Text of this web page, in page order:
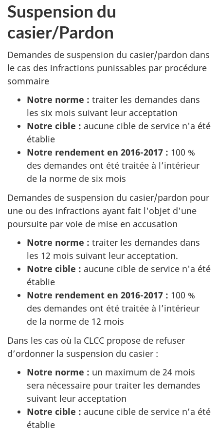
Suspension du
casier/Pardon
Demandes de suspension du casier/pardon dans
le cas des infractions punissables par procédure
sommaire
Notre norme : traiter les demandes dans
les six mois suivant leur acceptation
Notre cible : aucune cible de service n'a été
établie
Notre rendement en 2016-2017 : 100 %
des demandes ont été traitée à l’intérieur
de la norme de six mois
Demandes de suspension du casier/pardon pour
une ou des infractions ayant fait l'objet d'une
poursuite par voie de mise en accusation
Notre norme : traiter les demandes dans
les 12 mois suivant leur acceptation.
Notre cible : aucune cible de service n'a été
établie
Notre rendement en 2016-2017 : 100 %
des demandes ont été traitée à l’intérieur
de la norme de 12 mois
Dans les cas où la CLCC propose de refuser
d’ordonner la suspension du casier :
Notre norme : un maximum de 24 mois
sera nécessaire pour traiter les demandes
suivant leur acceptation
Notre cible : aucune cible de service n’a été
établie